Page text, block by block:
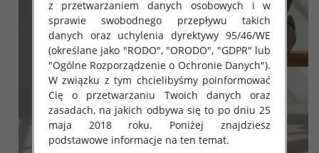
z przetwarzaniem danych osobowych i w
sprawie swobodnego przepływu takich
danych oraz uchylenia dyrektywy 95/46/WE
(określane jako "RODO", "ORODO", "GDPR" lub
"Ogólne Rozporządzenie o Ochronie Danych").
W związku z tym chcielibyśmy poinformować
Cię o przetwarzaniu Twoich danych oraz
zasadach, na jakich odbywa się to po dniu 25
maja 2018 roku. Poniżej znajdziesz
podstawowe informacje na ten temat.